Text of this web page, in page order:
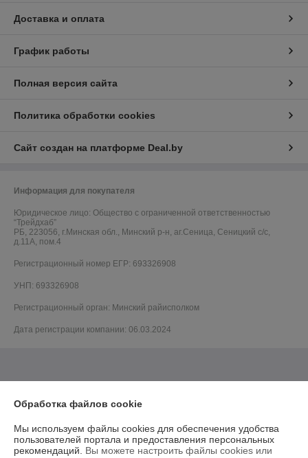
Доставка и оплата
График работы
Полная версия сайта
Политика обработки cookies
Сайт создан на платформе Deal.by
Информация для покупателя
Юридическое лицо: Общество с ограниченной ответственностью
“Трейдхаб”
РБ, 223056, г.Минская обл., Минский р-н, аг.Сеница, Сеницкий с/с,
д.11А, пом.4
Регистрационный номер ЕГР: 693326908
УНП: 693326908
Регистрационный орган: Минский райисполком
Дата регистрации компании: 06.03.2024
Обработка файлов cookie
Мы используем файлы cookies для обеспечения удобства
пользователей портала и предоставления персональных
рекомендаций. Вы можете настроить файлы cookies или